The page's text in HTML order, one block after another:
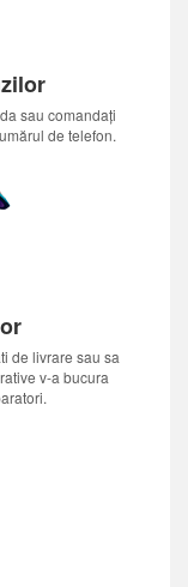
sau comandați
de telefon.
de livrare sau sa
v-a bucura